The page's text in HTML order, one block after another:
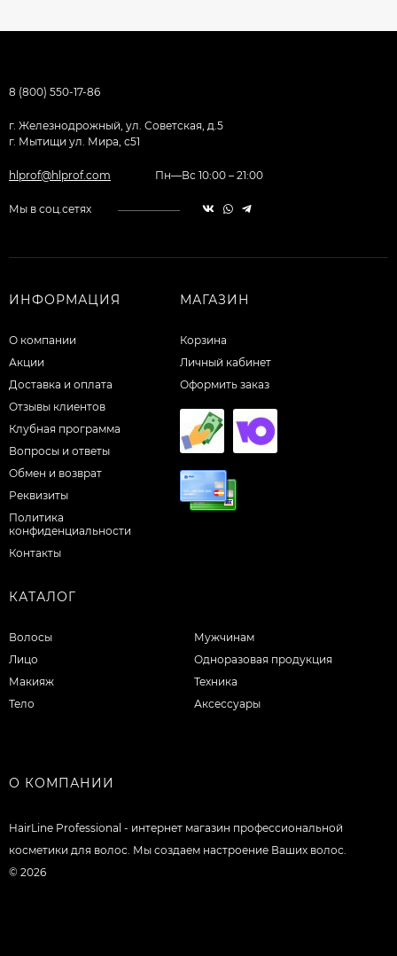
8 (800) 550-17-86
г. Железнодрожный, ул. Советская, д.5
г. Мытищи ул. Мира, с51
hlprof@hlprof.com Пн—Вс 10:00 – 21:00
Мы в соц.сетях
ИНФОРМАЦИЯ
О компании
Акции
Доставка и оплата
Отзывы клиентов
Клубная программа
Вопросы и ответы
Обмен и возврат
Реквизиты
Политика
конфиденциальности
Контакты
МАГАЗИН
Корзина
Личный кабинет
Оформить заказ
КАТАЛОГ
Волосы
Лицо
Макияж
Тело
Мужчинам
Одноразовая продукция
Техника
Аксессуары
О КОМПАНИИ
HairLine Professional - интернет магазин профессиональной
косметики для волос. Мы создаем настроение Ваших волос.
© 2026